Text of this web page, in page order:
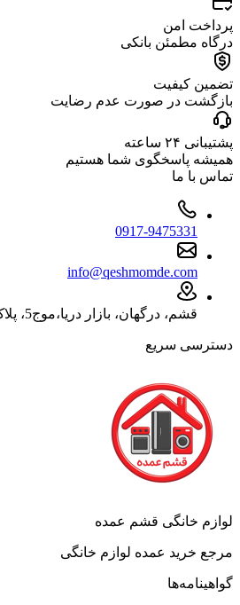
پرداخت امن
درگاه مطمئن بانکی
تضمین کیفیت
بازگشت در صورت عدم رضایت
پشتیبانی ۲۴ ساعته
همیشه پاسخگوی شما هستیم
تماس با ما
0917-9475331
info@qeshmomde.com
قشم، درگهان، بازار دریا،موج5، پلاک2567
دسترسی سریع
لوازم خانگی قشم عمده
مرجع خرید عمده لوازم خانگی
گواهینامه‌ها